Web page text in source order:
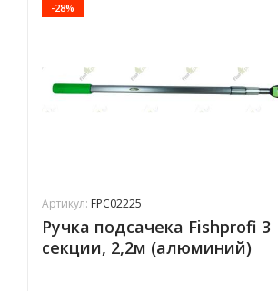
-28%
Артикул: FPC02225
Ручка подсачека Fishprofi 3
секции, 2,2м (алюминий)